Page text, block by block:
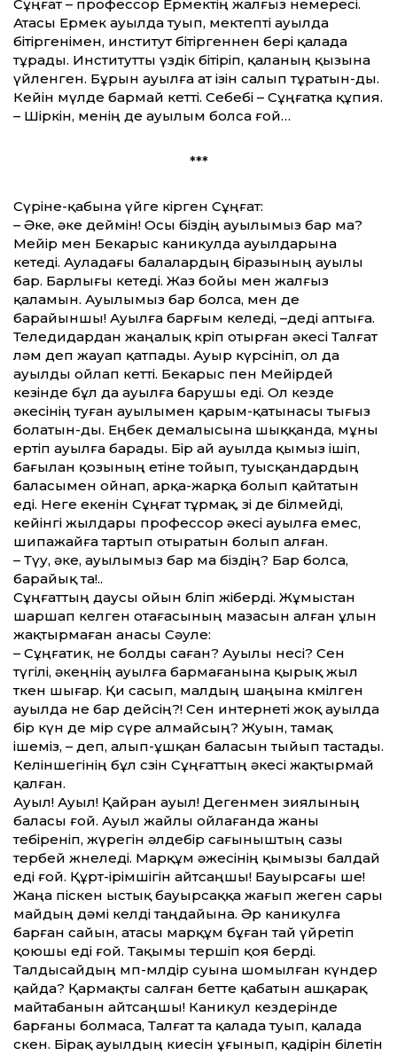
Сұңғат – профессор Ермектің жалғыз немересі.
Атасы Ермек ауылда туып, мектепті ауылда
бітіргенімен, институт бітіргеннен бері қалада
тұрады. Институтты үздік бітіріп, қаланың қызына
үйленген. Бұрын ауылға ат ізін салып тұратын-ды.
Кейін мүлде бармай кетті. Себебі – Сұңғатқа құпия.
– Шіркін, менің де ауылым болса ғой…
***
Сүріне-қабына үйге кірген Сұңғат:
– Әке, әке деймін! Осы біздің ауылымыз бар ма?
Мейір мен Бекарыс каникулда ауылдарына
кетеді. Ауладағы балалардың біразының ауылы
бар. Барлығы кетеді. Жаз бойы мен жалғыз
қаламын. Ауылымыз бар болса, мен де
барайыншы! Ауылға барғым келеді, –деді аптыға.
Теледидардан жаңалық көріп отырған әкесі Талғат
ләм деп жауап қатпады. Ауыр күрсініп, ол да
ауылды ойлап кетті. Бекарыс пен Мейірдей
кезінде бұл да ауылға барушы еді. Ол кезде
әкесінің туған ауылымен қарым-қатынасы тығыз
болатын-ды. Еңбек демалысына шыққанда, мұны
ертіп ауылға барады. Бір ай ауылда қымыз ішіп,
бағылан қозының етіне тойып, туысқандардың
баласымен ойнап, арқа-жарқа болып қайтатын
еді. Неге екенін Сұңғат тұрмақ, өзі де білмейді,
кейінгі жылдары профессор әкесі ауылға емес,
шипажайға тартып отыратын болып алған.
– Түу, әке, ауылымыз бар ма біздің? Бар болса,
барайық та!..
Сұңғаттың даусы ойын бөліп жіберді. Жұмыстан
шаршап келген отағасының мазасын алған ұлын
жақтырмаған анасы Сәуле:
– Сұңғатик, не болды саған? Ауылы несі? Сен
түгілі, әкеңнің ауылға бармағанына қырық жыл
өткен шығар. Қи сасып, малдың шаңына көмілген
ауылда не бар дейсің?! Сен интернеті жоқ ауылда
бір күн де өмір сүре алмайсың? Жуын, тамақ
ішеміз, – деп, алып-ұшқан баласын тыйып тастады.
Келіншегінің бұл сөзін Сұңғаттың әкесі жақтырмай
қалған.
Ауыл! Ауыл! Қайран ауыл! Дегенмен зиялының
баласы ғой. Ауыл жайлы ойлағанда жаны
тебіреніп, жүрегін әлдебір сағыныштың сазы
тербей жөнеледі. Марқұм әжесінің қымызы балдай
еді ғой. Құрт-ірімшігін айтсаңшы! Бауырсағы ше!
Жаңа піскен ыстық бауырсаққа жағып жеген сары
майдың дәмі келді таңда­йына. Әр каникулға
барған сайын, атасы марқұм бұған тай үйретіп
қоюшы еді ғой. Тақымы тершіп қоя берді.
Талдысайдың мөп-мөлдір суына шомылған күндер
қайда? Қармақты салған бетте қабатын ашқарақ
майтабанын айтсаңшы! Каникул кездерінде
барғаны болмаса, Талғат та қалада туып, қалада
өскен. Бірақ ауылдың киесін ұғынып, қадірін білетін